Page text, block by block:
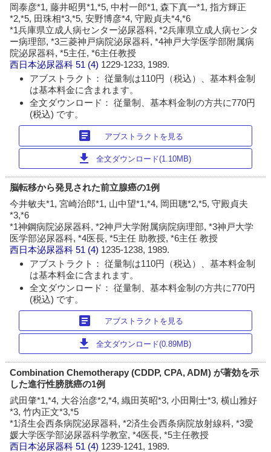
岡泰彦*1, 藤井昭男*1,*5, 中村一郎*1, 森下真一*1, 指方輝正
*2,*5, 田珠相*3,*5, 安野博彦*4, 守殿貞夫*4,*6
*1兵庫県立成人病センター泌尿器科, *2兵庫県立成人病センタ
ー病理部, *3三菱神戸病院泌尿器科, *4神戸大学医学部附属病
院泌尿器科, *5主任, *6主任教授
西日本泌尿器科 51 (4) 1229-1233, 1989.
アブストラクト： 従量制は110円（税込）、基本料金制
は基本料金に含まれます。
全文ダウンロード： 従量制、基本料金制の方共に770円
(税込) です。
article アブストラクトを見る
download 全文ダウンロード(1.10MB)
脳転移から発見された前立腺癌の1例
今井敏夫*1, 宮崎治郎*1, 山中望*1,*4, 岡田聰*2,*5, 守殿貞夫
*3,*6
*1神鋼病院泌尿器科, *2神戸大学附属病院病理部, *3神戸大学
医学部泌尿器科, *4医長, *5主任 助教授, *6主任 教授
西日本泌尿器科 51 (4) 1235-1238, 1989.
アブストラクト： 従量制は110円（税込）、基本料金制
は基本料金に含まれます。
全文ダウンロード： 従量制、基本料金制の方共に770円
(税込) です。
article アブストラクトを見る
download 全文ダウンロード(0.89MB)
Combination Chemotherapy (CDDP, CPA, ADM) が著効を示
した進行性膀胱癌の1例
武田肇*1,*4, 大谷治彦*2,*4, 織田英昭*3, 小田剛士*3, 横山雅好
*3, 竹内正文*3,*5
*1済生会西条病院泌尿器科, *2済生会西条病院放射線科, *3愛
媛大学医学部泌尿器科学教室, *4医長, *5主任教授
西日本泌尿器科 51 (4) 1239-1241, 1989.